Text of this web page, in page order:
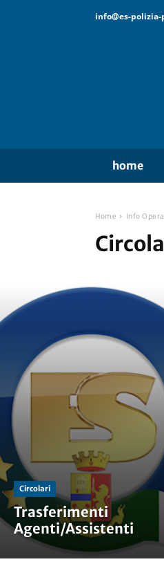
info@es-
home
Home Info
Circolari
Trasferimenti
Agenti/Assistenti